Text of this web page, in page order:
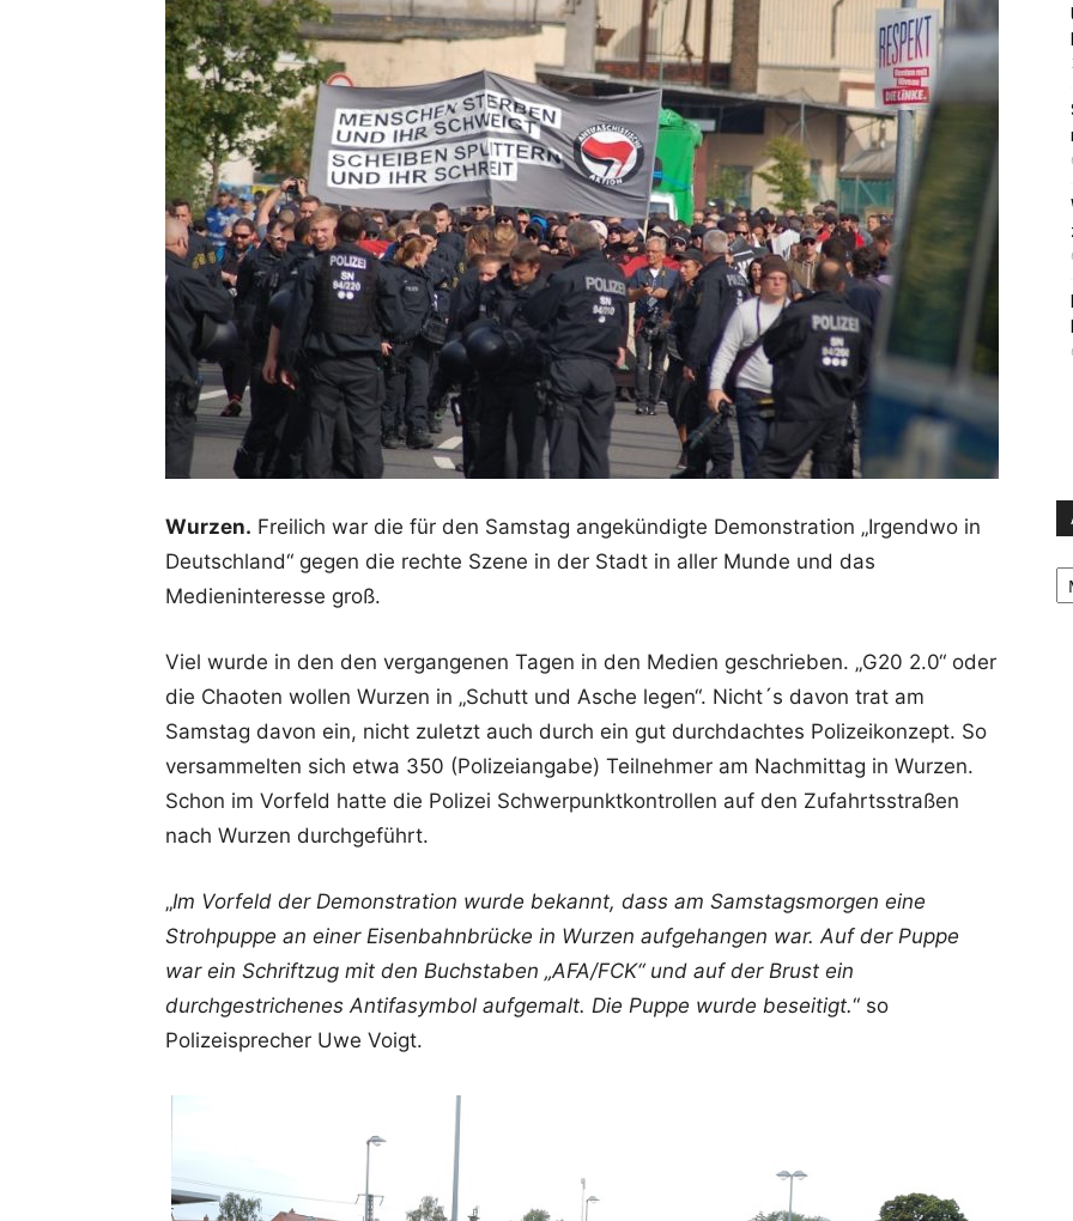
Wurzen. Freilich war die für den Samstag angekündigte Demonstration „Irgendwo in
Deutschland“ gegen die rechte Szene in der Stadt in aller Munde und das
Medieninteresse groß.
Viel wurde in den den vergangenen Tagen in den Medien geschrieben. „G20 2.0“ oder
die Chaoten wollen Wurzen in „Schutt und Asche legen“. Nicht´s davon trat am
Samstag davon ein, nicht zuletzt auch durch ein gut durchdachtes Polizeikonzept. So
versammelten sich etwa 350 (Polizeiangabe) Teilnehmer am Nachmittag in Wurzen.
Schon im Vorfeld hatte die Polizei Schwerpunktkontrollen auf den Zufahrtsstraßen
nach Wurzen durchgeführt.
„Im Vorfeld der Demonstration wurde bekannt, dass am Samstagsmorgen eine
Strohpuppe an einer Eisenbahnbrücke in Wurzen aufgehangen war. Auf der Puppe
war ein Schriftzug mit den Buchstaben „AFA/FCK“ und auf der Brust ein
durchgestrichenes Antifasymbol aufgemalt. Die Puppe wurde beseitigt.“ so
Polizeisprecher Uwe Voigt.